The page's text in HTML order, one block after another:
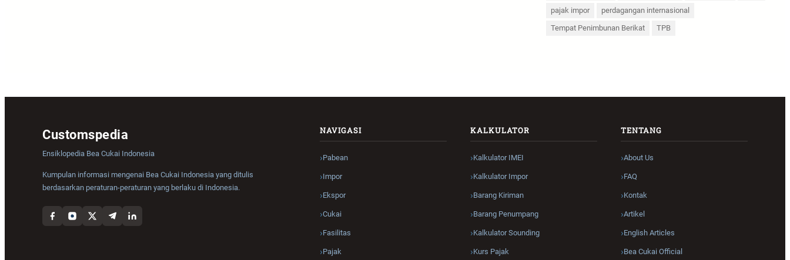
pajak impor
perdagangan internasional
Tempat Penimbunan Berikat
TPB
Customspedia
Ensiklopedia Bea Cukai Indonesia
Kumpulan informasi mengenai Bea Cukai Indonesia yang ditulis
berdasarkan peraturan-peraturan yang berlaku di Indonesia.
NAVIGASI
Pabean
Impor
Ekspor
Cukai
Fasilitas
Pajak
KALKULATOR
Kalkulator IMEI
Kalkulator Impor
Barang Kiriman
Barang Penumpang
Kalkulator Sounding
Kurs Pajak
TENTANG
About Us
FAQ
Kontak
Artikel
English Articles
Bea Cukai Official